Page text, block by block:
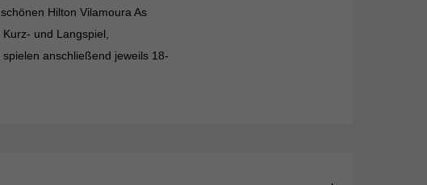
Hilton Vilamoura As
und Langspiel,
anschließend jeweils 18-